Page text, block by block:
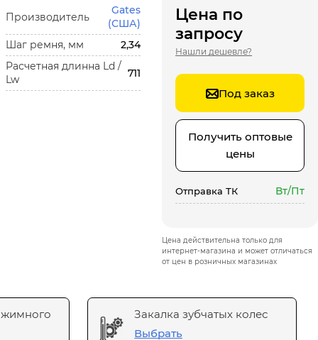
Производитель
Gates
(США)
Шаг ремня, мм
2,34
Расчетная длинна Ld /
Lw
711
Цена по
запросу
Нашли дешевле?
Под заказ
Получить оптовые
цены
Отправка ТК Вт/Пт
Цена действительна только для
интернет-магазина и может отличаться
от цен в розничных магазинах
Закалка зубчатых колес
Выбрать